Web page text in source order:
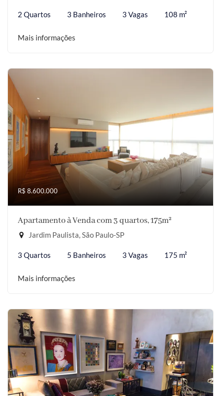
2 Quartos 3 Banheiros 3 Vagas 108 m²
Mais informações
R$ 8.600.000
Apartamento à Venda com 3 quartos, 175m²
Jardim Paulista, São Paulo-SP
3 Quartos 5 Banheiros 3 Vagas 175 m²
Mais informações